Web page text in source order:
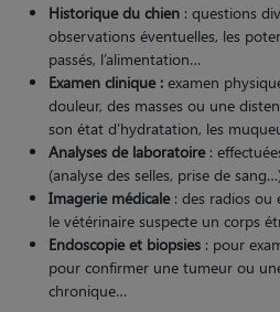
Historique du chien : questions
observations éventuelles, les
passés, l’alimentation…
Examen clinique : examen
douleur, des masses ou une
son état d’hydratation, les
Analyses de laboratoire:
(analyse des selles, prise de
Imagerie médicale: des radios ou
le vétérinaire suspecte un corps
Endoscopie et biopsies : pour
pour confirmer une tumeur ou
chronique…